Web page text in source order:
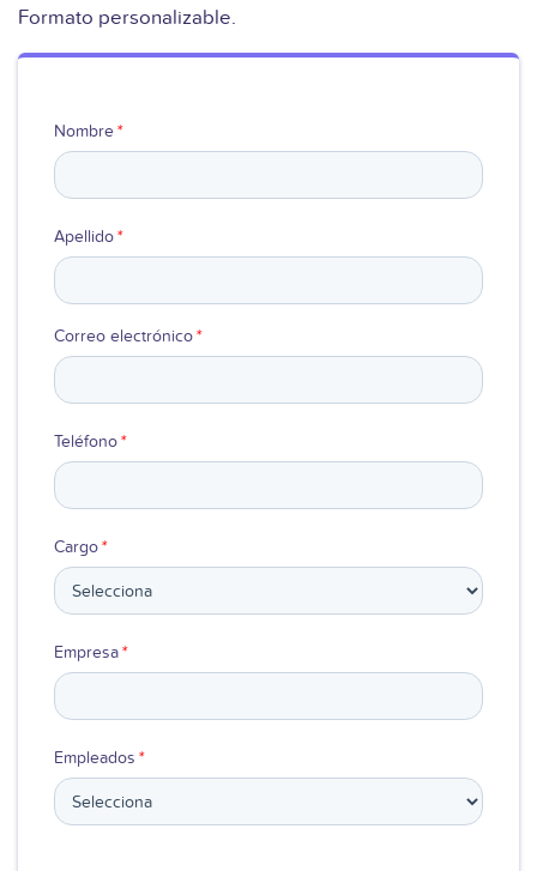
Formato personalizable.
Nombre*
Apellido*
Correo electrónico*
Teléfono*
Cargo*
Empresa*
Empleados *